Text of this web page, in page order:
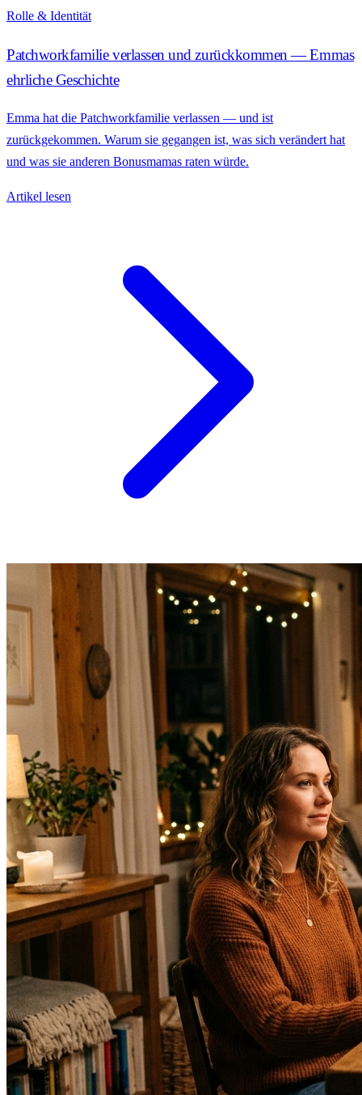
Rolle & Identität
Patchworkfamilie verlassen und zurückkommen — Emmas
ehrliche Geschichte
Emma hat die Patchworkfamilie verlassen — und ist
zurückgekommen. Warum sie gegangen ist, was sich verändert hat
und was sie anderen Bonusmamas raten würde.
Artikel lesen